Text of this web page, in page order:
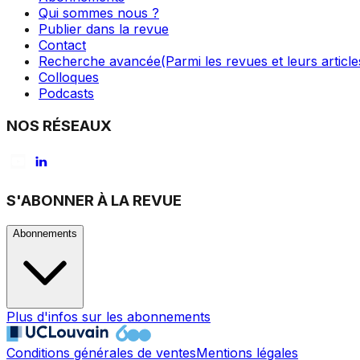
Qui sommes nous ?
Publier dans la revue
Contact
Recherche avancée(Parmi les revues et leurs
Colloques
Podcasts
NOS RÉSEAUX
S'ABONNER À LA REVUE
Abonnements
Plus d'infos sur les abonnements
Conditions générales de ventesMentions légales